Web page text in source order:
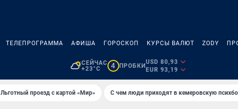
ТЕЛЕПРОГРАММА АФИША ГОРОСКОП КУРСЫ ВАЛЮТ ZODY
СЕЙЧАС
+23°C
4 ПРОБКИ
USD 80,93
EUR 93,19
Льготный проезд с картой «Мир» С чем люди приходят в кемеровскую